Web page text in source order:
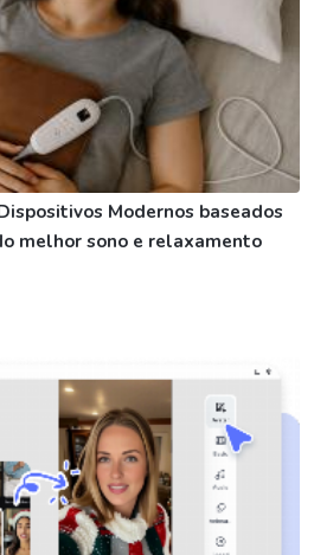
Modernos baseados
melhor sono e relaxamento